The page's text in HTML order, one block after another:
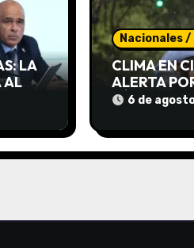
LA
AL
Nacionales
CLIMA EN
ALERTA
RÁFAGAS
6 de